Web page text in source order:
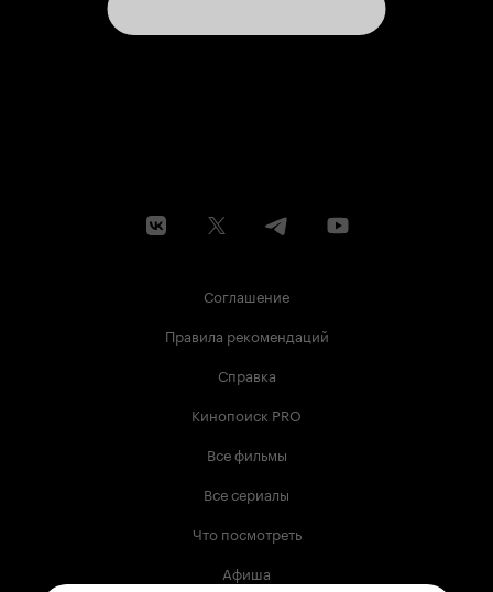
Соглашение
Правила рекомендаций
Справка
Кинопоиск PRO
Все фильмы
Все сериалы
Что посмотреть
Афиша